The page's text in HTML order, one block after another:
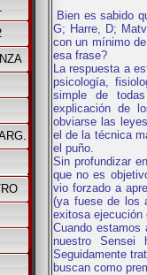
Bien es sabido
G; Harre, D;
con un mínimo
esa frase?
La respuesta a
psicología,
simple de
explicación de
obviarse las
el de la técnica
el puño.
Sin profundizar
que no es
vio forzado a
(ya fuese de los
exitosa ejecución
Cuando estamos
nuestro Sensei
Seguidamente
buscan como